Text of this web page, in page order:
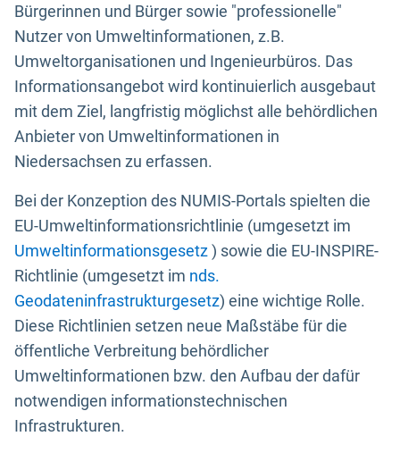
Bürgerinnen und Bürger sowie "professionelle"
Nutzer von Umweltinformationen, z.B.
Umweltorganisationen und Ingenieurbüros. Das
Informationsangebot wird kontinuierlich ausgebaut
mit dem Ziel, langfristig möglichst alle behördlichen
Anbieter von Umweltinformationen in
Niedersachsen zu erfassen.
Bei der Konzeption des NUMIS-Portals spielten die
EU-Umweltinformationsrichtlinie (umgesetzt im
Umweltinformationsgesetz) sowie die EU-INSPIRE-
Richtlinie (umgesetzt im nds.
Geodateninfrastrukturgesetz) eine wichtige Rolle.
Diese Richtlinien setzen neue Maßstäbe für die
öffentliche Verbreitung behördlicher
Umweltinformationen bzw. den Aufbau der dafür
notwendigen informationstechnischen
Infrastrukturen.